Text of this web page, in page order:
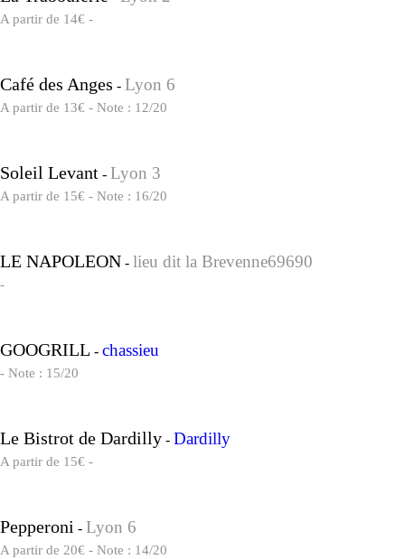
A partir de 14€ -
Café des Anges - Lyon 6
A partir de 13€ - Note : 12/20
Soleil Levant - Lyon 3
A partir de 15€ - Note : 16/20
LE NAPOLEON - lieu dit la Brevenne69690
-
GOOGRILL - chassieu
- Note : 15/20
Le Bistrot de Dardilly - Dardilly
A partir de 15€ -
Pepperoni - Lyon 6
A partir de 20€ - Note : 14/20